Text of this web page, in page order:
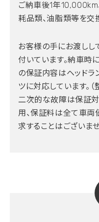
ご納車後1年
耗品類、油脂類等を交
お客様の手にお渡しし
付いています。納車時
の保証内容はヘッドラ
ツに対応しています。
二次的な故障は保証
用、保証料は全て車両
求することはございま